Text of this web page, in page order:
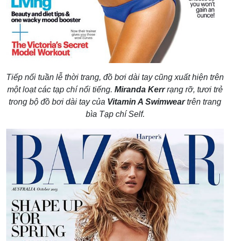
Tiếp nối tuần lễ thời trang, đồ bơi dài tay cũng xuất hiện trên
một loạt các tạp chí nổi tiếng. Miranda Kerrrạng rỡ, tươi trẻ
trong bộ đồ bơi dài tay của Vitamin A Swimweartrên trang
bìa Tạp chí Self.